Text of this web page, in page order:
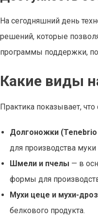
На сегодняшний день
решений, которые
программы поддержки,
Какие виды
Практика показывает,
Долгоножки
для производства
Шмели и пчелы — в
формы для
Мухи цеце и мухи-
белкового продукта.